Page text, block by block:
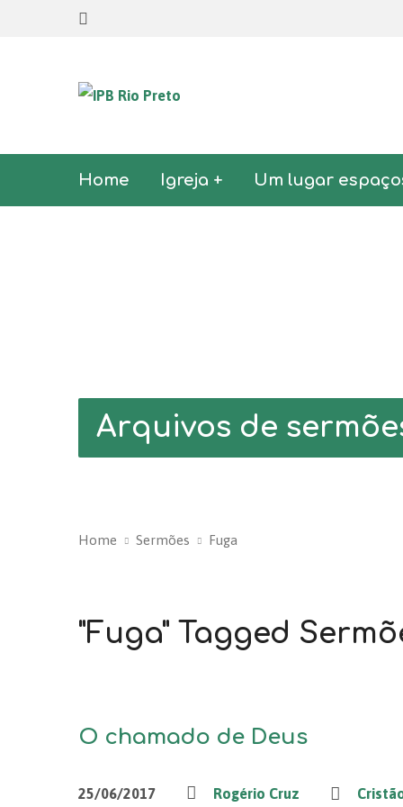
Home Igreja + Um lugar
Arquivos de
Home Sermões Fuga
"Fuga" Tagged
O chamado de Deus
25/06/2017 Rogério Cruz